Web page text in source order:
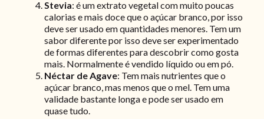
Stevia: é um extrato vegetal com muito poucas
calorias e mais doce que o açúcar branco, por isso
deve ser usado em quantidades menores. Tem um
sabor diferente por isso deve ser experimentado
de formas diferentes para descobrir como gosta
mais. Normalmente é vendido líquido ou em pó.
Néctar de Agave: Tem mais nutrientes que o
açúcar branco, mas menos que o mel. Tem uma
validade bastante longa e pode ser usado em
quase tudo.